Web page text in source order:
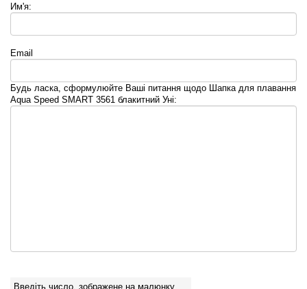
Им'я:
Email
Будь ласка, сформулюйте Ваші питання щодо Шапка для плавання
Aqua Speed SMART 3561 блакитний Уні:
Введіть число, зображене на малюнку